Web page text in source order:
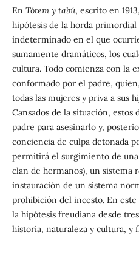
En Tótem y tabú, escrito en
hipótesis de la horda
indeterminado en el que
sumamente dramáticos, los
cultura. Todo comienza con la
conformado por el padre,
todas las mujeres y priva a sus
Cansados de la situación,
padre para asesinarlo y,
conciencia de culpa detonada
permitirá el surgimiento de
clan de hermanos), un sistema
instauración de un sistema
prohibición del incesto. En
la hipótesis freudiana desde
historia, naturaleza y cultura, y